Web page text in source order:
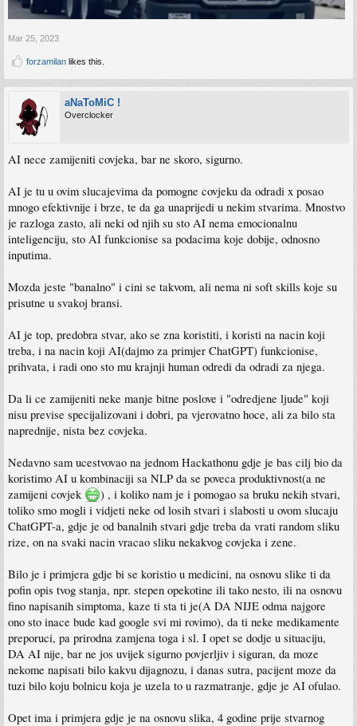
Mar 25, 2023
forzamilan likes this.
aNaToMiC !
Overclocker
AI nece zamijeniti covjeka, bar ne skoro, sigurno.
AI je tu u ovim slucajevima da pomogne covjeku da odradi x posao
mnogo efektivnije i brze, te da ga unaprijedi u nekim stvarima. Mnostvo
je razloga zasto, ali neki od njih su sto AI nema emocionalnu
inteligenciju, sto AI funkcionise sa podacima koje dobije, odnosno
inputima.
Mozda jeste "banalno" i cini se takvom, ali nema ni soft skills koje su
prisutne u svakoj bransi.
AI je top, predobra stvar, ako se zna koristiti, i koristi na nacin koji
treba, i na nacin koji AI(dajmo za primjer ChatGPT) funkcionise,
prihvata, i radi ono sto mu krajnji human odredi da odradi za njega.
Da li ce zamijeniti neke manje bitne poslove i "odredjene ljude" koji
nisu previse specijalizovani i dobri, pa vjerovatno hoce, ali za bilo sta
naprednije, nista bez covjeka.
Nedavno sam ucestvovao na jednom Hackathonu gdje je bas cilj bio da
koristimo AI u kombinaciji sa NLP da se poveca produktivnost(a ne
zamijeni covjek
) , i koliko nam je i pomogao sa bruku nekih stvari,
toliko smo mogli i vidjeti neke od losih stvari i slabosti u ovom slucaju
ChatGPT-a, gdje je od banalnih stvari gdje treba da vrati random sliku
rize, on na svaki nacin vracao sliku nekakvog covjeka i zene.
Bilo je i primjera gdje bi se koristio u medicini, na osnovu slike ti da
pofin opis tvog stanja, npr. stepen opekotine ili tako nesto, ili na osnovu
fino napisanih simptoma, kaze ti sta ti je(A DA NIJE odma najgore
ono sto inace bude kad google svi mi rovimo), da ti neke medikamente
preporuci, pa prirodna zamjena toga i sl. I opet se dodje u situaciju,
DA AI nije, bar ne jos uvijek sigurno povjerljiv i siguran, da moze
nekome napisati bilo kakvu dijagnozu, i danas sutra, pacijent moze da
tuzi bilo koju bolnicu koja je uzela to u razmatranje, gdje je AI ofulao.
Opet ima i primjera gdje je na osnovu slika, 4 godine prije stvarnog